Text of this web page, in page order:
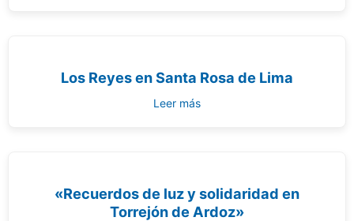
Los Reyes en Santa Rosa de Lima
Leer más
«Recuerdos de luz y solidaridad en
Torrejón de Ardoz»